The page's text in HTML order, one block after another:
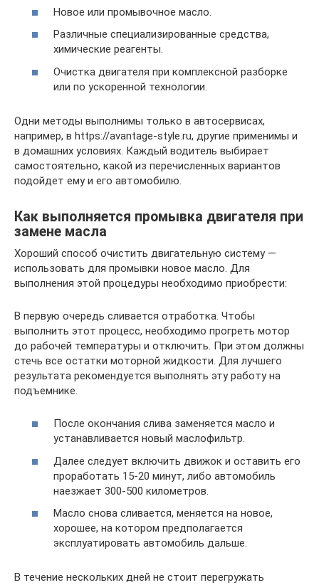
Новое или промывочное масло.
Различные специализированные средства,
химические реагенты.
Очистка двигателя при комплексной разборке
или по ускоренной технологии.
Одни методы выполнимы только в автосервисах,
например, в https://avantage-style.ru, другие применимы и
в домашних условиях. Каждый водитель выбирает
самостоятельно, какой из перечисленных вариантов
подойдет ему и его автомобилю.
Как выполняется промывка двигателя при
замене масла
Хороший способ очистить двигательную систему —
использовать для промывки новое масло. Для
выполнения этой процедуры необходимо приобрести:
В первую очередь сливается отработка. Чтобы
выполнить этот процесс, необходимо прогреть мотор
до рабочей температуры и отключить. При этом должны
стечь все остатки моторной жидкости. Для лучшего
результата рекомендуется выполнять эту работу на
подъемнике.
После окончания слива заменяется масло и
устанавливается новый маслофильтр.
Далее следует включить движок и оставить его
проработать 15-20 минут, либо автомобиль
наезжает 300-500 километров.
Масло снова сливается, меняется на новое,
хорошее, на котором предполагается
эксплуатировать автомобиль дальше.
В течение нескольких дней не стоит перегружать